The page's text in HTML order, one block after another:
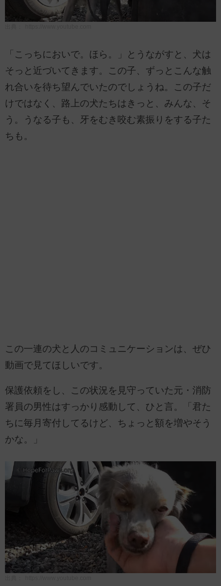
「こっちにおいで。ほら。」とうながすと、犬は
そっと近づいてきます。この子、ずっとこんな触
れ合いを待ち望んでいたのでしょうね。この子だ
けではなく、路上の犬たちはきっと、みんな、そ
う。うなる子も、牙をむき咬む素振りをする子た
ちも。
この一連の犬と人のコミュニケーションは、ぜひ
動画で見てほしいです。
保護依頼をし、この状況を見守っていた元・消防
署員の男性はすっかり感動して、ひと言。「君た
ちに毎月寄付してるけど、ちょっと額を増やそう
かな。」